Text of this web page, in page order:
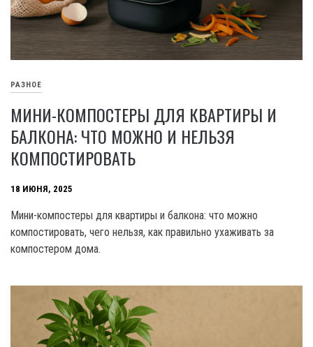
РАЗНОЕ
МИНИ-КОМПОСТЕРЫ ДЛЯ КВАРТИРЫ И
БАЛКОНА: ЧТО МОЖНО И НЕЛЬЗЯ
КОМПОСТИРОВАТЬ
18 ИЮНЯ, 2025
Мини-компостеры для квартиры и балкона: что можно
компостировать, чего нельзя, как правильно ухаживать за
компостером дома.